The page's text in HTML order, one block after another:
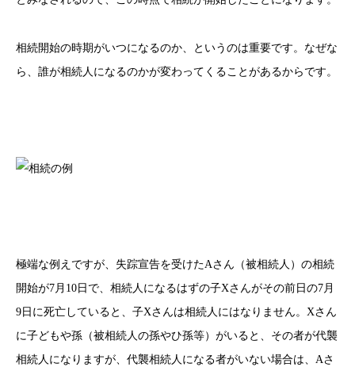
相続開始の時期がいつになるのか、というのは重要です。なぜな
ら、誰が相続人になるのかが変わってくることがあるからです。
極端な例えですが、失踪宣告を受けたAさん（被相続人）の相続
開始が7月10日で、相続人になるはずの子Xさんがその前日の7月
9日に死亡していると、子Xさんは相続人にはなりません。Xさん
に子どもや孫（被相続人の孫やひ孫等）がいると、その者が代襲
相続人になりますが、代襲相続人になる者がいない場合は、Aさ